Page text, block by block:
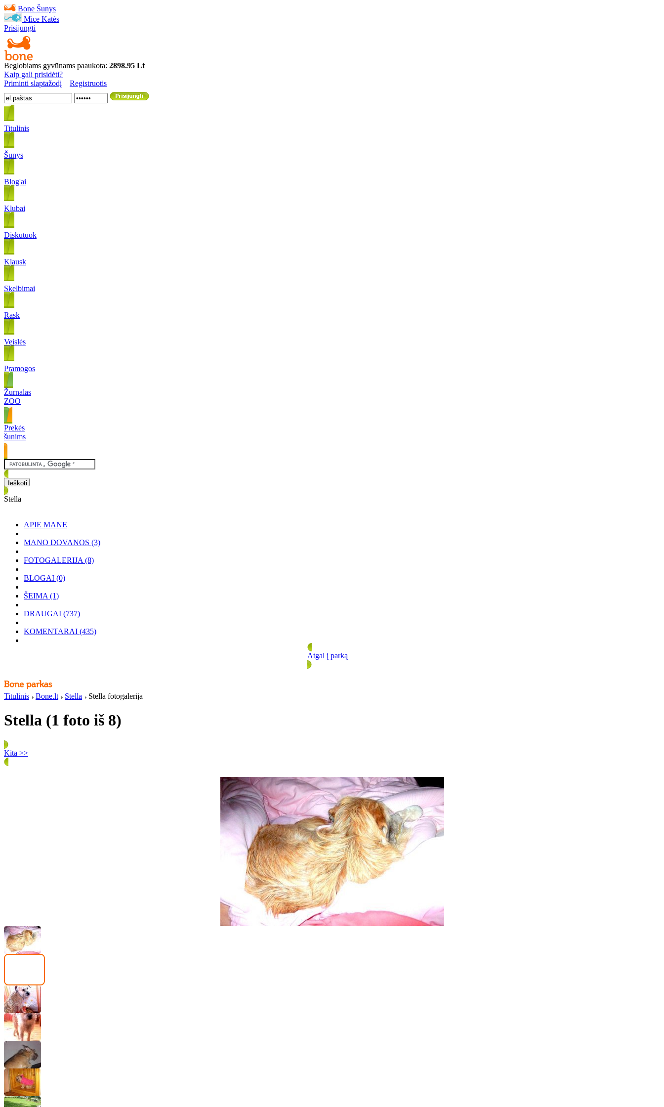
Bone Šunys
Mice Katės
Prisijungti
Beglobiams gyvūnams paaukota: 2898.95 Lt
Kaip gali prisidėti?
Priminti slaptažodį
Registruotis
Titulinis
Šunys
Blog'ai
Klubai
Diskutuok
Klausk
Skelbimai
Rask
Veislės
Pramogos
Žurnalas
ZOO
Prekės
šunims
Stella
APIE MANE
MANO DOVANOS (3)
FOTOGALERIJA (8)
BLOGAI (0)
ŠEIMA (1)
DRAUGAI (737)
KOMENTARAI (435)
Atgal į parką
Titulinis Bone.lt Stella Stella fotogalerija
Stella (1 foto iš 8)
Kita >>